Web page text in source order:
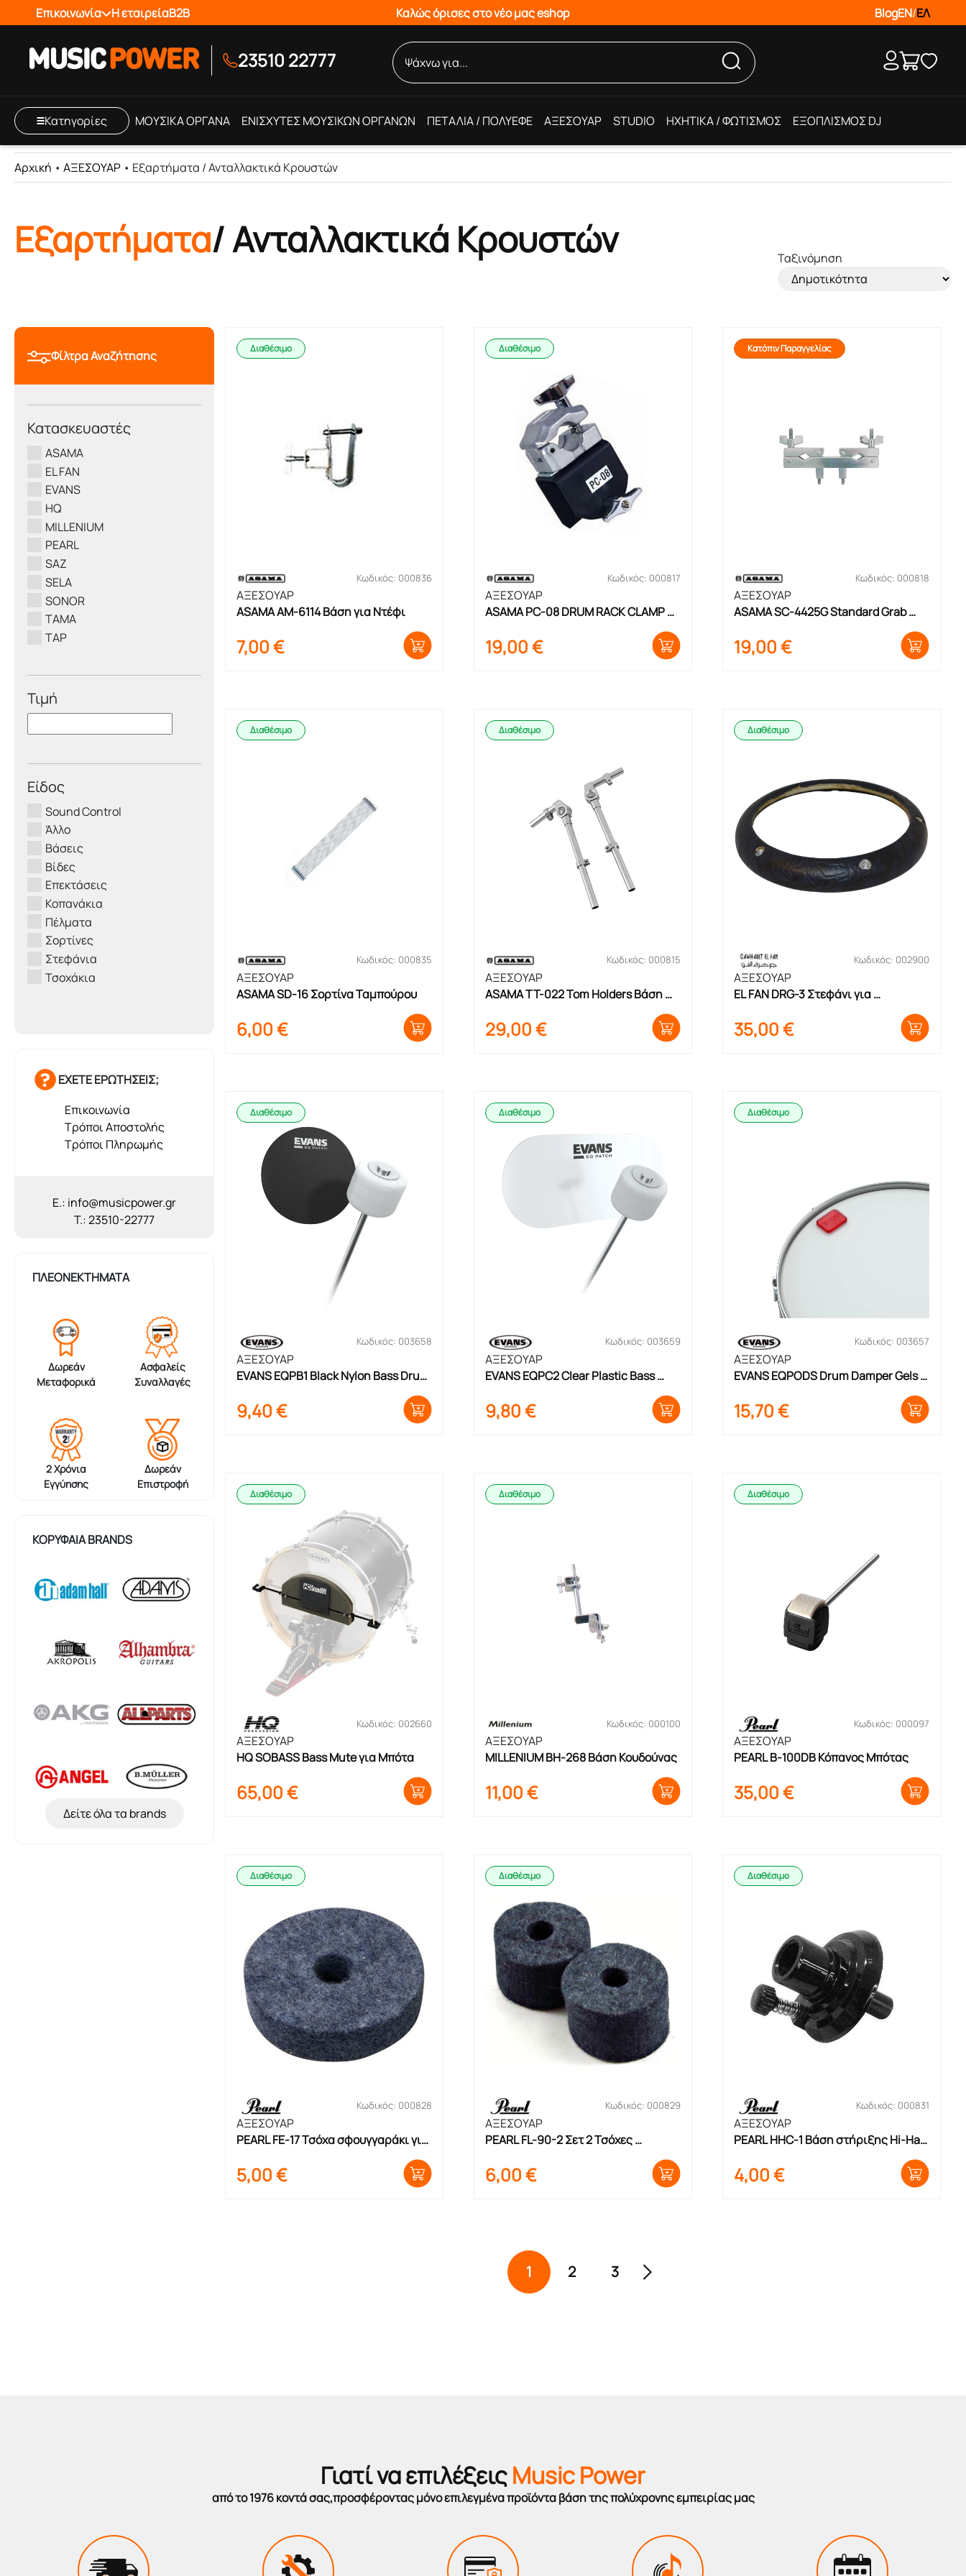
Επικοινωνία Η εταιρείαB2B Καλώς όρισες στο νέο μας eshop BlogEN/ΕΛ
23510 22777
Κατηγορίες ΜΟΥΣΙΚΑ ΟΡΓΑΝΑ ΕΝΙΣΧΥΤΕΣ ΜΟΥΣΙΚΩΝ ΟΡΓΑΝΩΝ ΠΕΤΑΛΙΑ / ΠΟΛΥΕΦΕ ΑΞΕΣΟΥΑΡ STUDIO ΗΧΗΤΙΚΑ / ΦΩΤΙΣΜΟΣ ΕΞΟΠΛΙΣΜΟΣ DJ
Αρχική • ΑΞΕΣΟΥΑΡ • Εξαρτήματα / Ανταλλακτικά Κρουστών
Εξαρτήματα/ Ανταλλακτικά Κρουστών Ταξινόμηση
Φίλτρα Αναζήτησης
Κατασκευαστές
ASAMA
EL FAN
EVANS
HQ
MILLENIUM
PEARL
SAZ
SELA
SONOR
TAMA
TAP
Τιμή
Είδος
Sound Control
Άλλο
Βάσεις
Βίδες
Επεκτάσεις
Κοπανάκια
Πέλματα
Σορτίνες
Στεφάνια
Τσοχάκια
ΕΧΕΤΕ ΕΡΩΤΗΣΕΙΣ;
Επικοινωνία
Τρόποι Αποστολής
Τρόποι Πληρωμής
E.: info@musicpower.gr
T.: 23510-22777
ΠΛΕΟΝΕΚΤΗΜΑΤΑ
Δωρεάν
Μεταφορικά
Ασφαλείς
Συναλλαγές
2 Χρόνια
Εγγύησης
Δωρεάν
Επιστροφή
ΚΟΡΥΦΑΊΑ BRANDS
Δείτε όλα τα brands
Διαθέσιμο
Κωδικός: 000836
ΑΞΕΣΟΥΑΡ
ASAMA AM-6114 Βάση για Ντέφι
7,00€
Διαθέσιμο
Κωδικός: 000817
ΑΞΕΣΟΥΑΡ
ASAMA PC-08 DRUM RACK CLAMP
19,00€
Κατόπιν Παραγγελίας
Κωδικός: 000818
ΑΞΕΣΟΥΑΡ
ASAMA SC-4425G Standard Grab
19,00€
Διαθέσιμο
Κωδικός: 000835
ΑΞΕΣΟΥΑΡ
ASAMA SD-16 Σορτίνα Ταμπούρου
6,00€
Διαθέσιμο
Κωδικός: 000815
ΑΞΕΣΟΥΑΡ
ASAMA ΤΤ-022 Tom Holders Βάση
29,00€
Διαθέσιμο
Κωδικός: 002900
ΑΞΕΣΟΥΑΡ
EL FAN DRG-3 Στεφάνι για
35,00€
Διαθέσιμο
Κωδικός: 003658
ΑΞΕΣΟΥΑΡ
EVANS EQPB1 Black Nylon Bass Drum
9,40€
Διαθέσιμο
Κωδικός: 003659
ΑΞΕΣΟΥΑΡ
EVANS EQPC2 Clear Plastic Bass
9,80€
Διαθέσιμο
Κωδικός: 003657
ΑΞΕΣΟΥΑΡ
EVANS EQPODS Drum Damper Gels
15,70€
Διαθέσιμο
Κωδικός: 002660
ΑΞΕΣΟΥΑΡ
HQ SOBASS Bass Mute για Μπότα
65,00€
Διαθέσιμο
Κωδικός: 000100
ΑΞΕΣΟΥΑΡ
MILLENIUM ΒΗ-268 Βάση Κουδούνας
11,00€
Διαθέσιμο
Κωδικός: 000097
ΑΞΕΣΟΥΑΡ
PEARL B-100DB Κόπανος Μπότας
35,00€
Διαθέσιμο
Κωδικός: 000828
ΑΞΕΣΟΥΑΡ
PEARL FE-17 Τσόχα σφουγγαράκι για
5,00€
Διαθέσιμο
Κωδικός: 000829
ΑΞΕΣΟΥΑΡ
PEARL FL-90-2 Σετ 2 Τσόχες
6,00€
Διαθέσιμο
Κωδικός: 000831
ΑΞΕΣΟΥΑΡ
PEARL HHC-1 Βάση στήριξης Hi-Hat
4,00€
1 2 3
Γιατί να επιλέξειςMusic Power
από το 1976 κοντά σας,προσφέροντας μόνο επιλεγμένα προϊόντα βάση της πολύχρονης εμπειρίας μας